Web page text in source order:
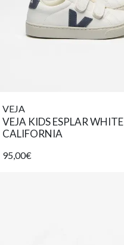
VEJA
VEJA KIDS ESPLAR WHITE
CALIFORNIA
95,00€